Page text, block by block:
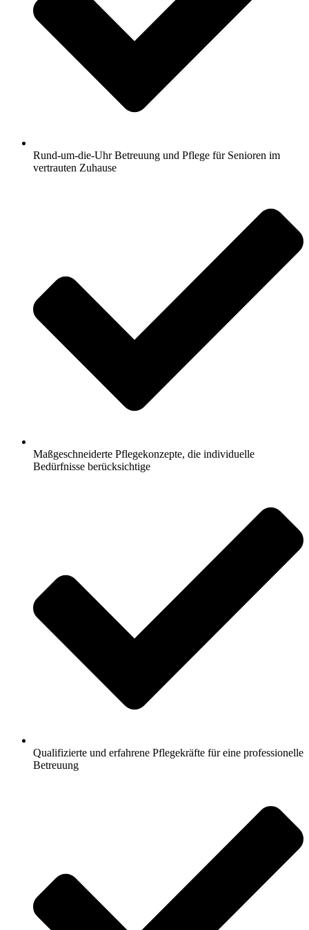
Rund-um-die-Uhr Betreuung und Pflege für Senioren im
vertrauten Zuhause
Maßgeschneiderte Pflegekonzepte, die individuelle
Bedürfnisse berücksichtige
Qualifizierte und erfahrene Pflegekräfte für eine professionelle
Betreuung